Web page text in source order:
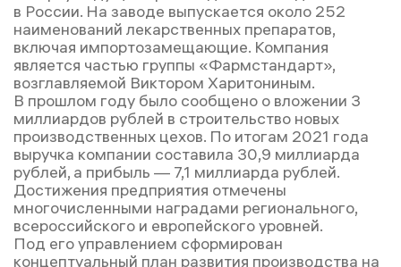
в России. На заводе выпускается около 252
наименований лекарственных препаратов,
включая импортозамещающие. Компания
является частью группы «Фармстандарт»,
возглавляемой Виктором Харитониным.
В прошлом году было сообщено о вложении 3
миллиардов рублей в строительство новых
производственных цехов. По итогам 2021 года
выручка компании составила 30,9 миллиарда
рублей, а прибыль — 7,1 миллиарда рублей.
Достижения предприятия отмечены
многочисленными наградами регионального,
всероссийского и европейского уровней.
Под его управлением сформирован
концептуальный план развития производства на